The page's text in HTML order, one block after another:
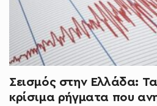
Σεισμός στην Ελλάδα:
κρίσιμα ρήγματα που